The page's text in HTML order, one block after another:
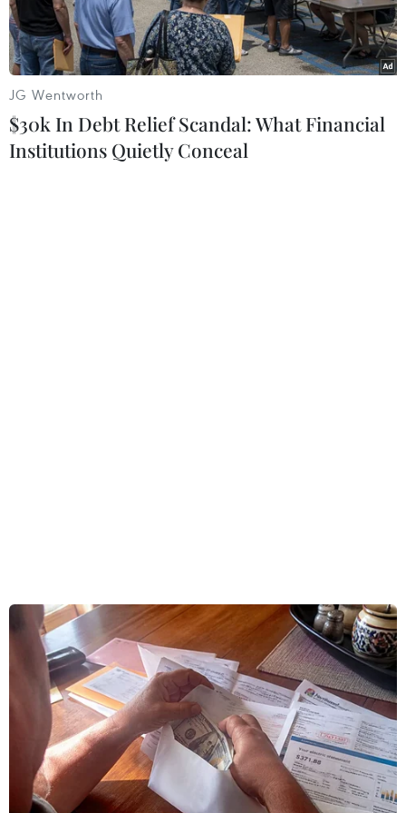
các điều khoản bảo hiểm ưu đãi.
Cộng với tiền lãi, ông Trump phải nộp phạt tổng
cộng 464 triệu USD.
Theo quy định, ông Trump phải nộp toàn bộ
khoản phạt bằng tiền mặt hoặc nộp trái phiếu
bảo lãnh để ngăn chặn việc nhà chức trách tịch
thu một phần tài sản của Tập đoàn Trump trong
quá trình kháng cáo bản án.
JG Wentworth
$30k In Debt Relief Scandal: What Financial
Institutions Quietly Conceal